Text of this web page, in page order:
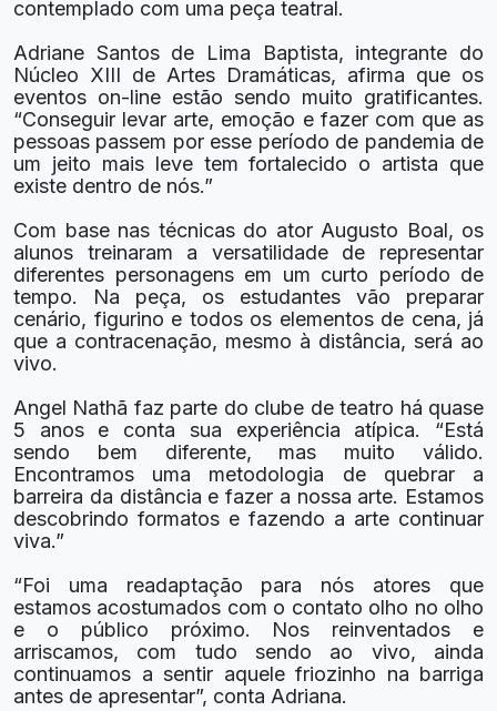
contemplado com uma peça teatral.
Adriane Santos de Lima Baptista, integrante do
Núcleo XIII de Artes Dramáticas, afirma que os
eventos on-line estão sendo muito gratificantes.
“Conseguir levar arte, emoção e fazer com que as
pessoas passem por esse período de pandemia de
um jeito mais leve tem fortalecido o artista que
existe dentro de nós.”
Com base nas técnicas do ator Augusto Boal, os
alunos treinaram a versatilidade de representar
diferentes personagens em um curto período de
tempo. Na peça, os estudantes vão preparar
cenário, figurino e todos os elementos de cena, já
que a contracenação, mesmo à distância, será ao
vivo.
Angel Nathã faz parte do clube de teatro há quase
5 anos e conta sua experiência atípica. “Está
sendo bem diferente, mas muito válido.
Encontramos uma metodologia de quebrar a
barreira da distância e fazer a nossa arte. Estamos
descobrindo formatos e fazendo a arte continuar
viva.”
“Foi uma readaptação para nós atores que
estamos acostumados com o contato olho no olho
e o público próximo. Nos reinventados e
arriscamos, com tudo sendo ao vivo, ainda
continuamos a sentir aquele friozinho na barriga
antes de apresentar”, conta Adriana.